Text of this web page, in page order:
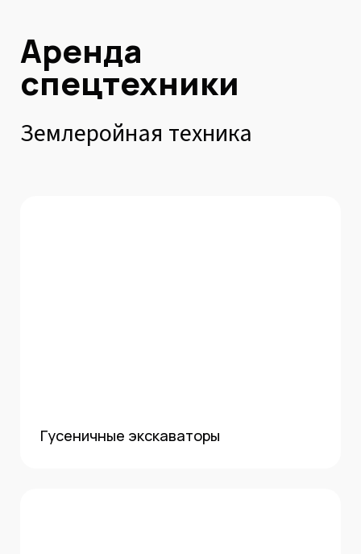
Аренда
спецтехники
Землеройная техника
Гусеничные экскаваторы